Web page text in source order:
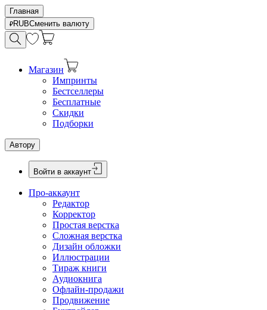
Главная
RUBСменить валюту
Магазин
Импринты
Бестселлеры
Бесплатные
Скидки
Подборки
Автору
Войти в аккаунт
Про-аккаунт
Редактор
Корректор
Простая верстка
Сложная верстка
Дизайн обложки
Иллюстрации
Тираж книги
Аудиокнига
Офлайн-продажи
Продвижение